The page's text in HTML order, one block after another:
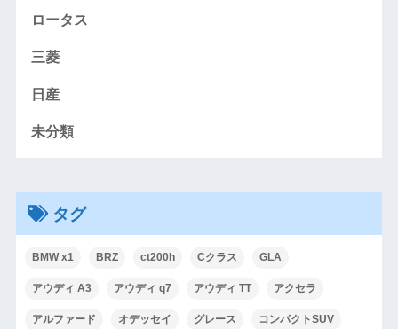
ロータス
三菱
日産
未分類
タグ
BMW x1 BRZ ct200h Cクラス GLA
アウディ A3 アウディ q7 アウディ TT アクセラ
アルファード オデッセイ グレース コンパクトSUV